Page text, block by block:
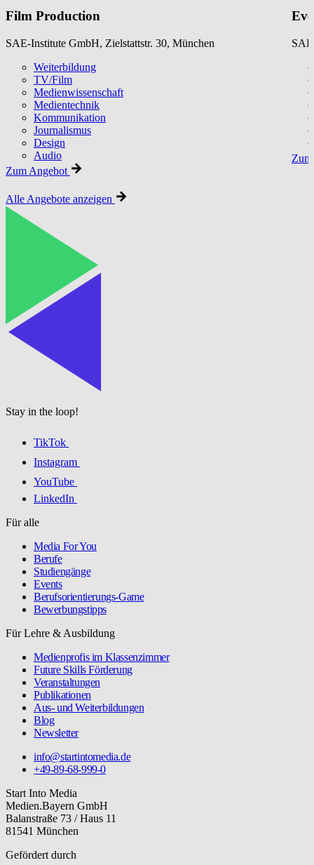
Film Production
SAE-Institute GmbH, Zielstattstr. 30, München
Weiterbildung
TV/Film
Medienwissenschaft
Medientechnik
Kommunikation
Journalismus
Design
Audio
Zum Angebot
Alle Angebote anzeigen
Stay in the loop!
TikTok
Instagram
YouTube
LinkedIn
Für alle
Media For You
Berufe
Studiengänge
Events
Berufsorientierungs-Game
Bewerbungstipps
Für Lehre & Ausbildung
Medienprofis im Klassenzimmer
Future Skills Förderung
Veranstaltungen
Publikationen
Aus- und Weiterbildungen
Blog
Newsletter
info@startintomedia.de
+49-89-68-999-0
Start Into Media
Medien.Bayern GmbH
Balanstraße 73 / Haus 11
81541 München
Gefördert durch